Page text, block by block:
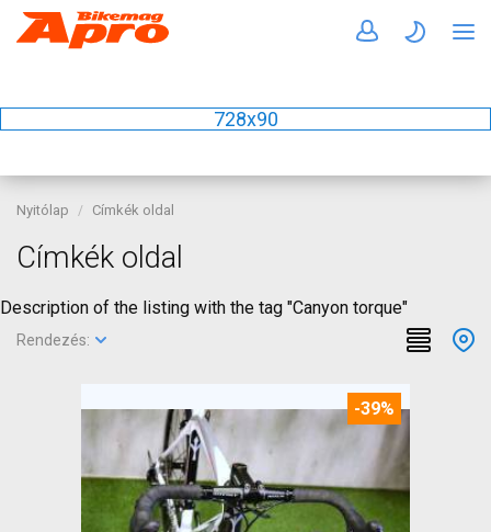
728x90
Nyitólap Címkék oldal
Címkék oldal
Description of the listing with the tag "Canyon torque"
Rendezés:
-39%